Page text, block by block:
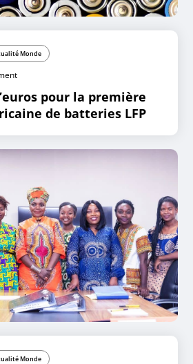
Monde
pour la première
de batteries LFP
Monde